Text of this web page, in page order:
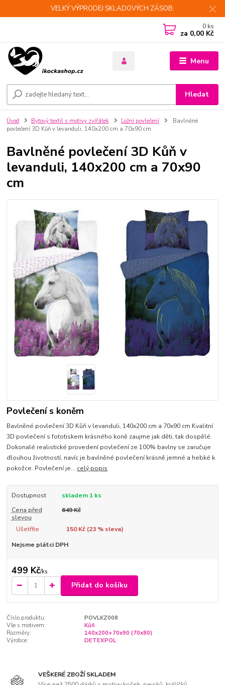
VELKÝ VÝPRODEJ SKLADOVÝCH ZÁSOB.
Menu
Hledat
0 ks
za 0,00 Kč
Úvod Bytový textil s motivy zvířátek Ložní povlečení
Bavlněné
povlečení 3D Kůň v levanduli, 140x200 cm a 70x90 cm
Bavlněné povlečení 3D Kůň v
levanduli, 140x200 cm a 70x90
cm
Povlečení s koněm
Bavlněné povlečení 3D Kůň v levanduli, 140x200 cm a 70x90 cm Kvalitní
3D povlečení s fototiskem krásného koně zaujme jak děti, tak dospělé.
Dokonalé realistické provedení povlečení ze 100% bavlny se zaručuje
dlouhou životností, navíc je bavlněné povlečení krásně jemné a hebké k
pokožce. Povlečení je... celý popis
Dostupnost
skladem 1 ks
Cena před
slevou
649 Kč
Ušetříte 150 Kč (23% sleva)
Nejsme plátci DPH
499 Kč/ks
Přidat do košíku
Číslo produktu:
POVLKZ008
Vše s motivem:
Kůň
Rozměry:
140x200+70x90 (70x80)
Výrobce:
DETEXPOL
VEŠKERÉ ZBOŽÍ SKLADEM